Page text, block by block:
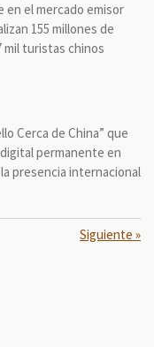
en el mercado emisor
155 millones de
mil turistas chinos
Cerca de China” que
permanente en
presencia internacional
Siguiente »